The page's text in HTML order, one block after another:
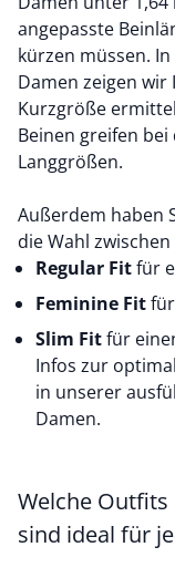
angepasste
kürzen müssen.
Damen zeigen wir
Kurzgröße
Beinen greifen bei
Langgrößen.
Außerdem haben
die Wahl zwischen
Regular Fitfür
Feminine Fit
Slim Fitfür
Infos zur
in unserer
Damen.
Welche Outfits
sind ideal für